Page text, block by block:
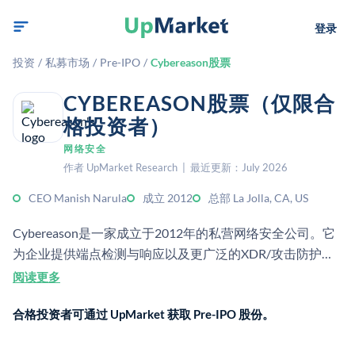
登录
投资 / 私募市场 / Pre-IPO / Cybereason股票
CYBEREASON股票（仅限合
格投资者）
网络安全
作者 UpMarket Research | 最近更新：July 2026
CEO Manish Narula 成立 2012 总部 La Jolla, CA, US
Cybereason是一家成立于2012年的私营网络安全公司。它
为企业提供端点检测与响应以及更广泛的XDR/攻击防护软
件。
阅读更多
合格投资者可通过 UpMarket 获取 Pre-IPO 股份。